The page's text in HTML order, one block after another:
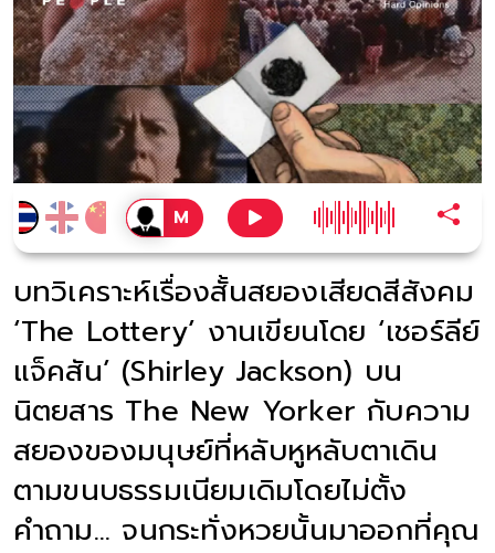
บทวิเคราะห์เรื่องสั้นสยองเสียดสีสังคม
‘The Lottery’ งานเขียนโดย ‘เชอร์ลีย์
แจ็คสัน’ (Shirley Jackson) บน
นิตยสาร The New Yorker กับความ
สยองของมนุษย์ที่หลับหูหลับตาเดิน
ตามขนบธรรมเนียมเดิมโดยไม่ตั้ง
คำถาม... จนกระทั่งหวยนั้นมาออกที่คุณ